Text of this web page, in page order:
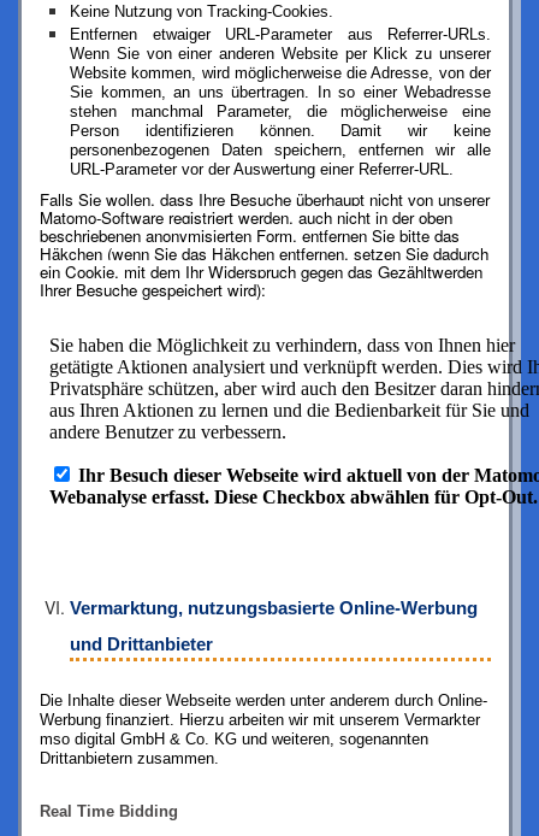
Keine Nutzung von Tracking-Cookies.
Entfernen etwaiger URL-Parameter aus Referrer-URLs.
Wenn Sie von einer anderen Website per Klick zu unserer
Website kommen, wird möglicherweise die Adresse, von der
Sie kommen, an uns übertragen. In so einer Webadresse
stehen manchmal Parameter, die möglicherweise eine
Person identifizieren können. Damit wir keine
personenbezogenen Daten speichern, entfernen wir alle
URL-Parameter vor der Auswertung einer Referrer-URL.
Falls Sie wollen, dass Ihre Besuche überhaupt nicht von unserer
Matomo-Software registriert werden, auch nicht in der oben
beschriebenen anonymisierten Form, entfernen Sie bitte das
Häkchen (wenn Sie das Häkchen entfernen, setzen Sie dadurch
ein Cookie, mit dem Ihr Widerspruch gegen das Gezähltwerden
Ihrer Besuche gespeichert wird):
Vermarktung, nutzungsbasierte Online-Werbung
und Drittanbieter
Die Inhalte dieser Webseite werden unter anderem durch Online-
Werbung finanziert. Hierzu arbeiten wir mit unserem Vermarkter
mso digital GmbH & Co. KG und weiteren, sogenannten
Drittanbietern zusammen.
Real Time Bidding